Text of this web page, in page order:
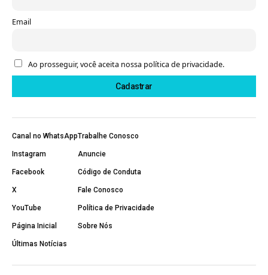
Email
Ao prosseguir, você aceita nossa política de privacidade.
Canal no WhatsApp
Instagram
Facebook
X
YouTube
Página Inicial
Últimas Notícias
Trabalhe Conosco
Anuncie
Código de Conduta
Fale Conosco
Política de Privacidade
Sobre Nós